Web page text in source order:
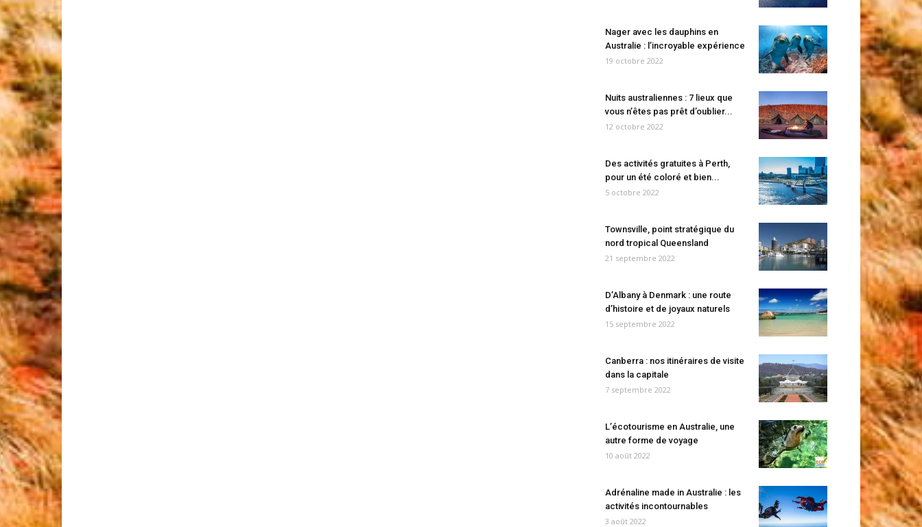
Nager avec les dauphins en
Australie : l’incroyable expérience
19 octobre 2022
Nuits australiennes : 7 lieux que
vous n’êtes pas prêt d’oublier...
12 octobre 2022
Des activités gratuites à Perth,
pour un été coloré et bien...
5 octobre 2022
Townsville, point stratégique du
nord tropical Queensland
21 septembre 2022
D’Albany à Denmark : une route
d’histoire et de joyaux naturels
15 septembre 2022
Canberra : nos itinéraires de visite
dans la capitale
7 septembre 2022
L’écotourisme en Australie, une
autre forme de voyage
10 août 2022
Adrénaline made in Australie : les
activités incontournables
3 août 2022